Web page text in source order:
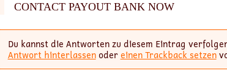
CONTACT PAYOUT BANK NOW
Du kannst die Antworten zu diesem Eintrag
Antwort hinterlassenodereinen Trackback setzen